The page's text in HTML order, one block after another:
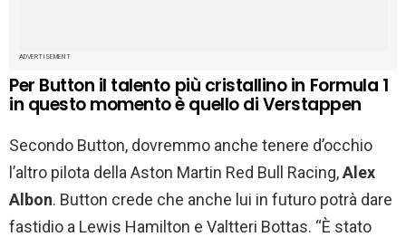
ADVERTISEMENT
Per Button il talento più cristallino in Formula 1
in questo momento è quello di Verstappen
Secondo Button, dovremmo anche tenere d’occhio
l’altro pilota della Aston Martin Red Bull Racing,Alex
Albon. Button crede che anche lui in futuro potrà dare
fastidio a Lewis Hamilton e Valtteri Bottas. “È stato